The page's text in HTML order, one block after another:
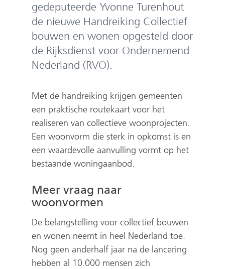
gedeputeerde Yvonne Turenhout
de nieuwe Handreiking Collectief
bouwen en wonen opgesteld door
de Rijksdienst voor Ondernemend
Nederland (RVO).
Met de handreiking krijgen gemeenten
een praktische routekaart voor het
realiseren van collectieve woonprojecten.
Een woonvorm die sterk in opkomst is en
een waardevolle aanvulling vormt op het
bestaande woningaanbod.
Meer vraag naar
woonvormen
De belangstelling voor collectief bouwen
en wonen neemt in heel Nederland toe.
Nog geen anderhalf jaar na de lancering
hebben al 10.000 mensen zich